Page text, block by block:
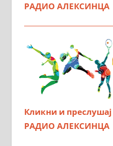
РАДИО АЛЕКСИНЦА
Кликни и
РАДИО АЛЕКСИНЦА